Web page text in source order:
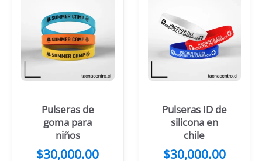
Pulseras de
goma para
niños
$30,000.00
Pulseras ID de
silicona en
chile
$30,000.00